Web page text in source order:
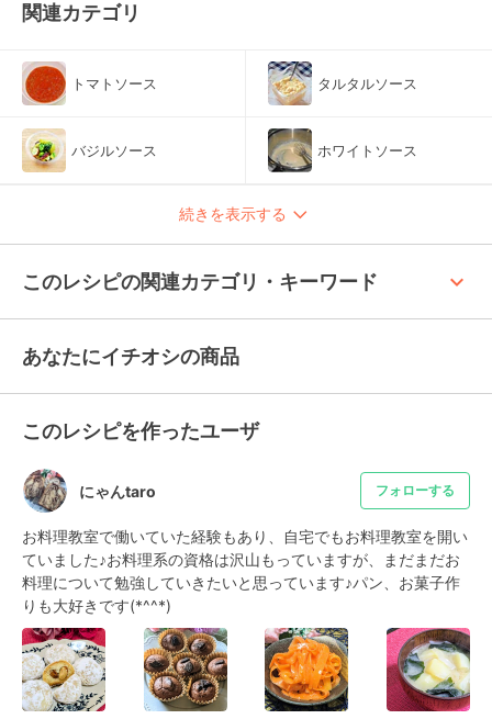
関連カテゴリ
トマトソース タルタルソース
バジルソース ホワイトソース
続きを表示する
このレシピの関連カテゴリ・キーワード keyboard_arrow_up
あなたにイチオシの商品
このレシピを作ったユーザ
にゃんtaro フォローする
お料理教室で働いていた経験もあり、自宅でもお料理教室を開い
ていました♪お料理系の資格は沢山もっていますが、まだまだお
料理について勉強していきたいと思っています♪パン、お菓子作
りも大好きです(*^^*)